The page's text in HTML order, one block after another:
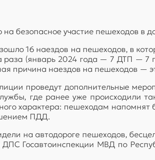
безопасное участие пешеходов в
16 наездов на пешеходов, в
раза (январь 2024 года — 7 ДТП — 7
причина наездов на пешеходов —
проведут дополнительные
где ранее уже происходили
характера: пешеходам
ПДД.
на автодороге пешеходов,
ДПС Госавтоинспекции МВД по